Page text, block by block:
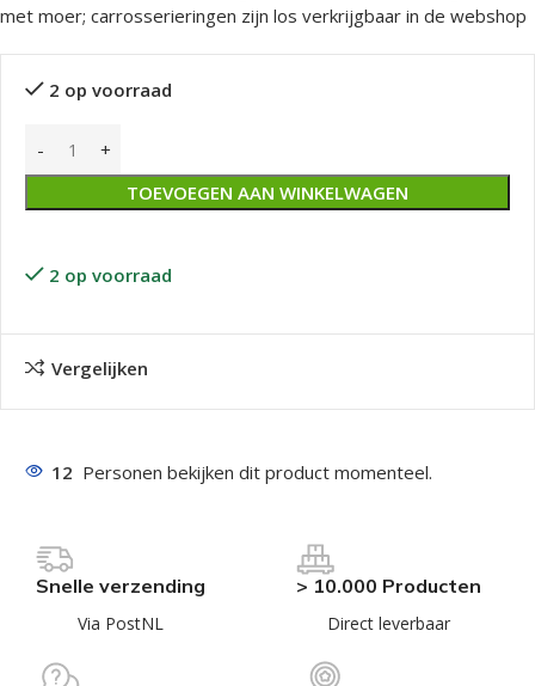
met moer; carrosserieringen zijn los verkrijgbaar in de webshop
2 op voorraad
TOEVOEGEN AAN WINKELWAGEN
2 op voorraad
Vergelijken
12 Personen bekijken dit product momenteel.
Snelle verzending
Via PostNL
> 10.000 Producten
Direct leverbaar